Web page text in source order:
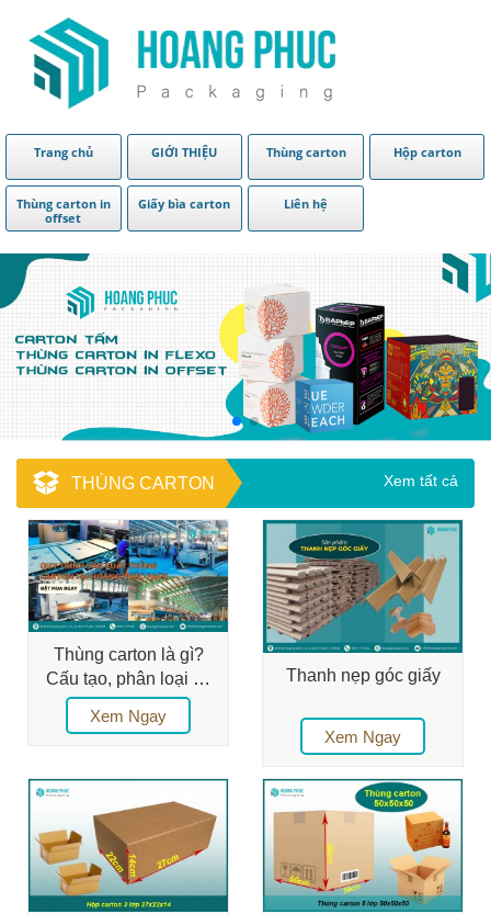
Trang chủ GIỚI THIỆU Thùng carton Hộp carton
Thùng carton in
offset
Giấy bìa carton Liên hệ
THÙNG CARTON Xem tất cả
Thùng carton là gì?
Cấu tạo, phân loại và
ứng dụng chi tiết
Xem Ngay
Thanh nẹp góc giấy
Xem Ngay